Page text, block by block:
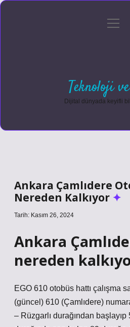
Gizlilik
Teknoloji
Dijital dünyada keyifli
Ankara Çamlıdere
Nereden Kalkıyor
Tarih: Kasım 26, 2024
Ankara
nereden
EGO 610 otobüs hattı çalışma
(güncel) 610 (Çamlıdere)
– Rüzgarlı durağından